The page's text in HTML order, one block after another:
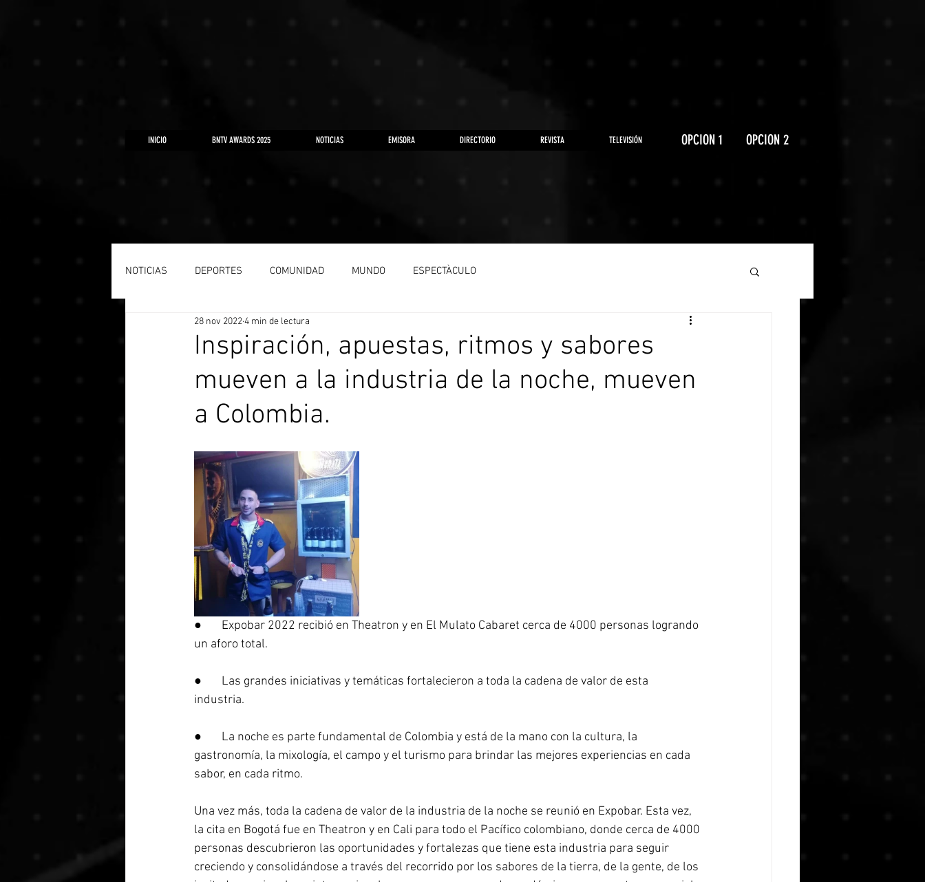
OPCION 1 OPCION 2
INICIO BNTV AWARDS 2025 NOTICIAS EMISORA DIRECTORIO REVISTA TELEVISIÓN
NOTICIAS DEPORTES COMUNIDAD MUNDO ESPECTÀCULO
Inspiración, apuestas, ritmos y sabores
mueven a la industria de la noche, mueven
a Colombia.
28 nov 20224 min de lectura
●	Expobar 2022 recibió en Theatron y en El Mulato Cabaret cerca de 4000 personas logrando
un aforo total.
●	Las grandes iniciativas y temáticas fortalecieron a toda la cadena de valor de esta
industria.
●	La noche es parte fundamental de Colombia y está de la mano con la cultura, la
gastronomía, la mixología, el campo y el turismo para brindar las mejores experiencias en cada
sabor, en cada ritmo.
Una vez más, toda la cadena de valor de la industria de la noche se reunió en Expobar. Esta vez,
la cita en Bogotá fue en Theatron y en Cali para todo el Pacífico colombiano, donde cerca de 4000
personas descubrieron las oportunidades y fortalezas que tiene esta industria para seguir
creciendo y consolidándose a través del recorrido por los sabores de la tierra, de la gente, de los